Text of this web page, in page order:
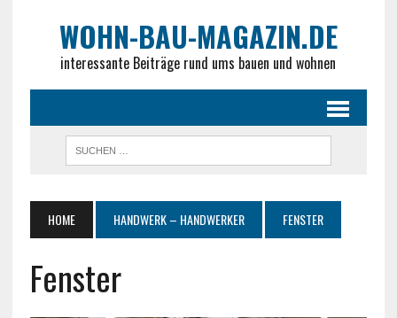
WOHN-BAU-MAGAZIN.DE
interessante Beiträge rund ums bauen und wohnen
HOME HANDWERK – HANDWERKER FENSTER
Fenster